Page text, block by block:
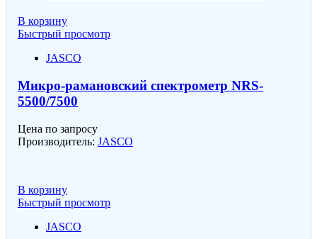
В корзину
Быстрый просмотр
JASCO
Микро-рамановский спектрометр NRS-
5500/7500
Цена по запросу
Производитель: JASCO
В корзину
Быстрый просмотр
JASCO